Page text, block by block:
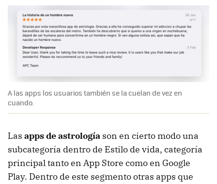
A las apps los usuarios también se la cuelan de vez en
cuando.
Las apps de astrología son en cierto modo una
subcategoría dentro de Estilo de vida, categoría
principal tanto en App Store como en Google
Play. Dentro de este segmento otras apps que